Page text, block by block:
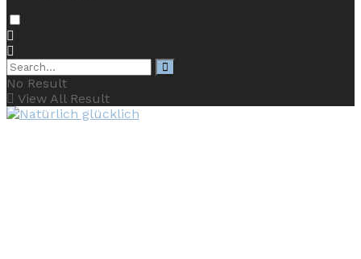
No Result
View All Result